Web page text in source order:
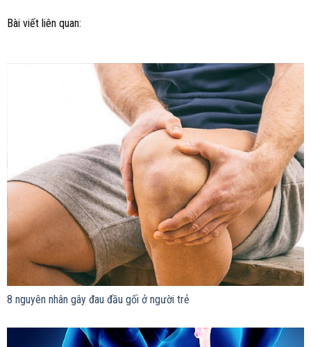
Bài viết liên quan:
8 nguyên nhân gây đau đầu gối ở người trẻ